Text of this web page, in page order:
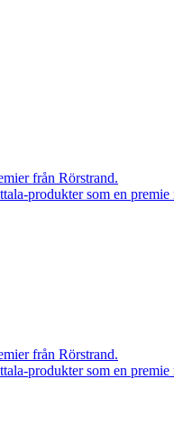
från Rörstrand.
produkter som en
från Rörstrand.
produkter som en